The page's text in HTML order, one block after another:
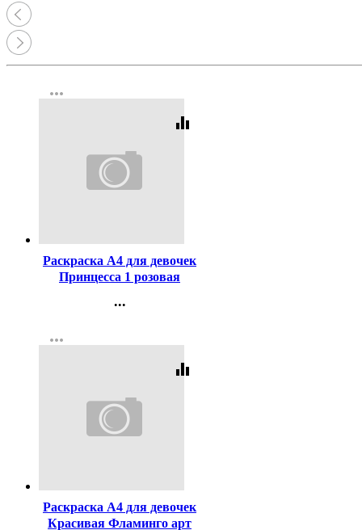
more_horiz
equalizer
Раскраска А4 для девочек
Принцесса 1 розовая
10539/27445/31107
...
Регистрация
more_horiz
equalizer
Раскраска А4 для девочек
Красивая Фламинго арт